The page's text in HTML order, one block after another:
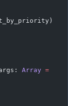
Array =